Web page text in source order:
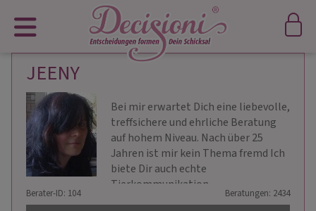
JEENY
Bei mir erwartet Dich eine liebevolle,
treffsichere und ehrliche Beratung
auf hohem Niveau. Nach über 25
Jahren ist mir kein Thema fremd Ich
biete Dir auch echte
Tierkommunikation
Berater-ID: 104 Beratungen: 2434